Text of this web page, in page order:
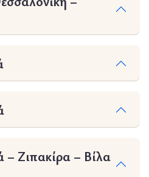
Ζιπακίρα – Βίλα